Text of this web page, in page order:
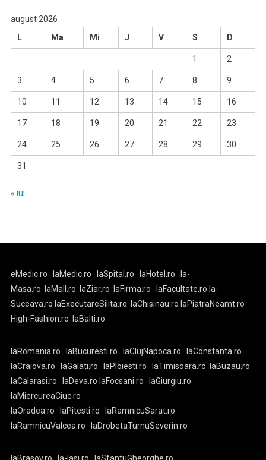
august 2026
L
Ma Mi J V S D
1 2
3 4 5 6 7 8 9
10 11 12 13 14 15 16
17 18 19 20 21 22 23
24 25 26 27 28 29 30
31
« iul.
eMedic.ro laMedic.ro laSpital.ro laHotel.ro
la-
Masa.ro
laMall.ro laZiar.ro laFirma.ro laFacultate.ro la-
Suceava.ro laExecutareSilita.ro laChisinau.ro laPiatraNeamt.ro
High-Fashion.ro
laBalti.ro
laRomania.ro laBucuresti.ro laClujNapoca.ro
laConstanta.ro
laCraiova.ro
laGalati.ro laPloiesti.ro laTimisoara.ro
laBuzau.ro
laCalarasi.ro
laDeva.ro laFocsani.ro
laGiurgiu.ro
laMiercureaCiuc.ro
laOradea.ro
laPitesti.ro
laRamnicuSarat.ro
laRamnicuValcea.ro
laDrobetaTurnuSeverin.ro